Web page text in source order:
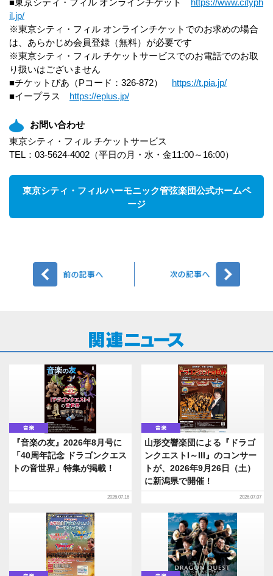
■東京シティ・フィル オンラインチケット
https://www.cityph
il.jp/
※東京シティ・フィル オンラインチケットでのお求めの場合
は、あらかじめ会員登録（無料）が必要です
※東京シティ・フィル チケットサービスでのお電話でのお取
り扱いはございません
■チケットぴあ（Pコード：326-872） https://t.pia.jp/
■イープラス https://eplus.jp/
お問い合わせ
東京シティ・フィル チケットサービス
TEL：03-5624-4002（平日の月・水・金11:00～16:00）
東京シティ・フィルハーモニック管弦楽団公式ホームペ
ージ
音楽
『音楽の友』2026年8月号に
「40周年記念 ドラゴンクエス
トの音世界」特集が掲載！
2026.07.16
音楽
山形交響楽団による『ドラゴ
ンクエストI～III』のコンサー
トが、2026年9月26日（土）
に新潟県で開催！
2026.07.07